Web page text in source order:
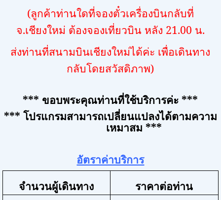
(ลูกค้าท่านใดที่จองตั๋วเครื่องบินกลับที่
จ.เชียงใหม่ ต้องจองเที่ยวบิน หลัง 21.00 น.
ส่งท่านที่สนามบินเชียงใหม่ได้ค่ะ เพื่อเดินทาง
กลับโดยสวัสดิภาพ)
*** ขอบพระคุณท่านที่ใช้บริการค่ะ ***
*** โปรแกรมสามารถเปลี่ยนแปลงได้ตามความ
เหมาสม ***
อัตราค่าบริการ
จำนวนผู้เดินทาง
ราคาต่อท่าน